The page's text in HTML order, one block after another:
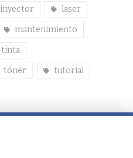
inyector laser
mantenimiento
tinta
tóner tutorial